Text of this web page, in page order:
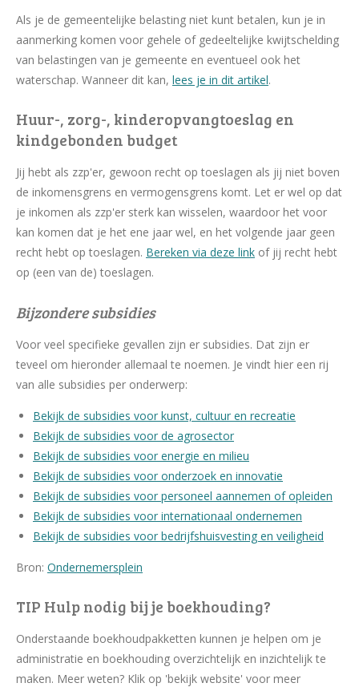
Als je de gemeentelijke belasting niet kunt betalen, kun je in
aanmerking komen voor gehele of gedeeltelijke kwijtschelding
van belastingen van je gemeente en eventueel ook het
waterschap. Wanneer dit kan, lees je in dit artikel.
Huur-, zorg-, kinderopvangtoeslag en
kindgebonden budget
Jij hebt als zzp'er, gewoon recht op toeslagen als jij niet boven
de inkomensgrens en vermogensgrens komt. Let er wel op dat
je inkomen als zzp'er sterk kan wisselen, waardoor het voor
kan komen dat je het ene jaar wel, en het volgende jaar geen
recht hebt op toeslagen. Bereken via deze link of jij recht hebt
op (een van de) toeslagen.
Bijzondere subsidies
Voor veel specifieke gevallen zijn er subsidies. Dat zijn er
teveel om hieronder allemaal te noemen. Je vindt hier een rij
van alle subsidies per onderwerp:
Bekijk de subsidies voor kunst, cultuur en recreatie
Bekijk de subsidies voor de agrosector
Bekijk de subsidies voor energie en milieu
Bekijk de subsidies voor onderzoek en innovatie
Bekijk de subsidies voor personeel aannemen of opleiden
Bekijk de subsidies voor internationaal ondernemen
Bekijk de subsidies voor bedrijfshuisvesting en veiligheid
Bron: Ondernemersplein
TIP Hulp nodig bij je boekhouding?
Onderstaande boekhoudpakketten kunnen je helpen om je
administratie en boekhouding overzichtelijk en inzichtelijk te
maken. Meer weten? Klik op 'bekijk website' voor meer